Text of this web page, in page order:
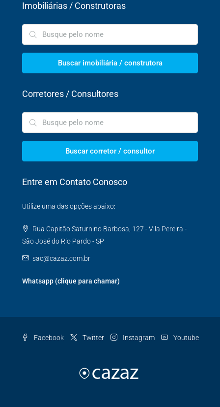
Imobiliárias / Construtoras
Buscar imobiliária / construtora
Corretores / Consultores
Buscar corretor / consultor
Entre em Contato Conosco
Utilize uma das opções abaixo:
Rua Capitão Saturnino Barbosa, 127 - Vila Pereira -
São José do Rio Pardo - SP
sac@cazaz.com.br
Whatsapp (clique para chamar)
Facebook Twitter Instagram Youtube